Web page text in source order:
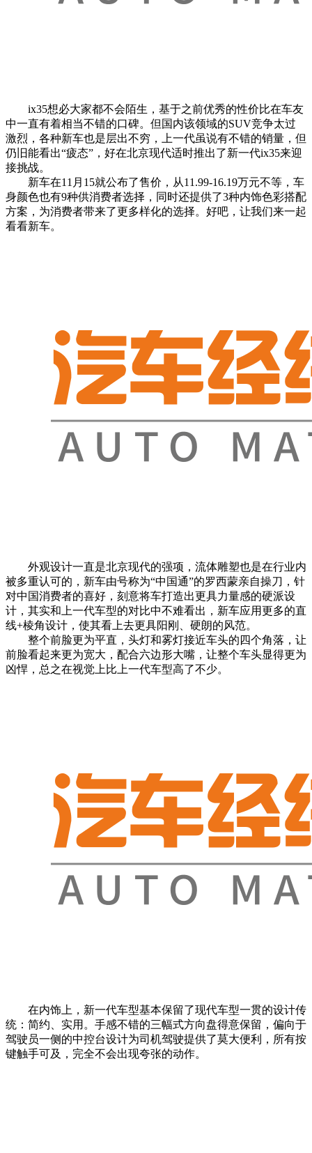
ix35想必大家都不会陌生，基于之前优秀的性价比在车友
中一直有着相当不错的口碑。但国内该领域的SUV竞争太过
激烈，各种新车也是层出不穷，上一代虽说有不错的销量，但
仍旧能看出“疲态”，好在北京现代适时推出了新一代ix35来迎
接挑战。
新车在11月15就公布了售价，从11.99-16.19万元不等，车
身颜色也有9种供消费者选择，同时还提供了3种内饰色彩搭配
方案，为消费者带来了更多样化的选择。好吧，让我们来一起
看看新车。
外观设计一直是北京现代的强项，流体雕塑也是在行业内
被多重认可的，新车由号称为“中国通”的罗西蒙亲自操刀，针
对中国消费者的喜好，刻意将车打造出更具力量感的硬派设
计，其实和上一代车型的对比中不难看出，新车应用更多的直
线+棱角设计，使其看上去更具阳刚、硬朗的风范。
整个前脸更为平直，头灯和雾灯接近车头的四个角落，让
前脸看起来更为宽大，配合六边形大嘴，让整个车头显得更为
凶悍，总之在视觉上比上一代车型高了不少。
在内饰上，新一代车型基本保留了现代车型一贯的设计传
统：简约、实用。手感不错的三幅式方向盘得意保留，偏向于
驾驶员一侧的中控台设计为司机驾驶提供了莫大便利，所有按
键触手可及，完全不会出现夸张的动作。